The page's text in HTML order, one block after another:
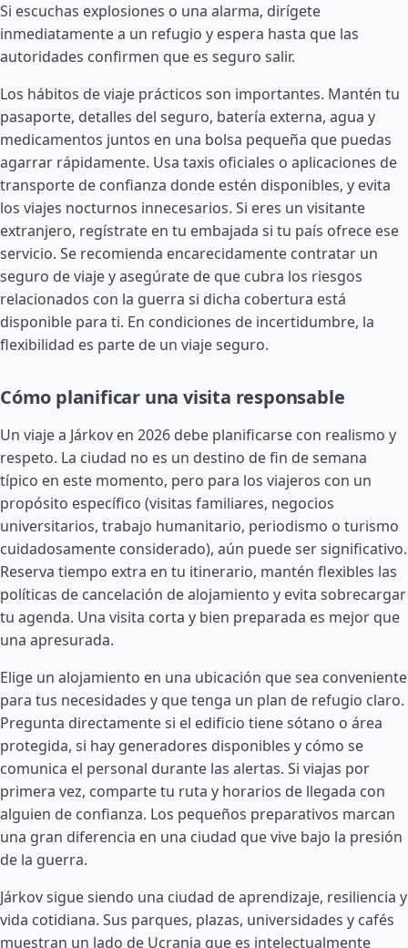
Si escuchas explosiones o una alarma, dirígete
inmediatamente a un refugio y espera hasta que las
autoridades confirmen que es seguro salir.
Los hábitos de viaje prácticos son importantes. Mantén tu
pasaporte, detalles del seguro, batería externa, agua y
medicamentos juntos en una bolsa pequeña que puedas
agarrar rápidamente. Usa taxis oficiales o aplicaciones de
transporte de confianza donde estén disponibles, y evita
los viajes nocturnos innecesarios. Si eres un visitante
extranjero, regístrate en tu embajada si tu país ofrece ese
servicio. Se recomienda encarecidamente contratar un
seguro de viaje y asegúrate de que cubra los riesgos
relacionados con la guerra si dicha cobertura está
disponible para ti. En condiciones de incertidumbre, la
flexibilidad es parte de un viaje seguro.
Cómo planificar una visita responsable
Un viaje a Járkov en 2026 debe planificarse con realismo y
respeto. La ciudad no es un destino de fin de semana
típico en este momento, pero para los viajeros con un
propósito específico (visitas familiares, negocios
universitarios, trabajo humanitario, periodismo o turismo
cuidadosamente considerado), aún puede ser significativo.
Reserva tiempo extra en tu itinerario, mantén flexibles las
políticas de cancelación de alojamiento y evita sobrecargar
tu agenda. Una visita corta y bien preparada es mejor que
una apresurada.
Elige un alojamiento en una ubicación que sea conveniente
para tus necesidades y que tenga un plan de refugio claro.
Pregunta directamente si el edificio tiene sótano o área
protegida, si hay generadores disponibles y cómo se
comunica el personal durante las alertas. Si viajas por
primera vez, comparte tu ruta y horarios de llegada con
alguien de confianza. Los pequeños preparativos marcan
una gran diferencia en una ciudad que vive bajo la presión
de la guerra.
Járkov sigue siendo una ciudad de aprendizaje, resiliencia y
vida cotidiana. Sus parques, plazas, universidades y cafés
muestran un lado de Ucrania que es intelectualmente